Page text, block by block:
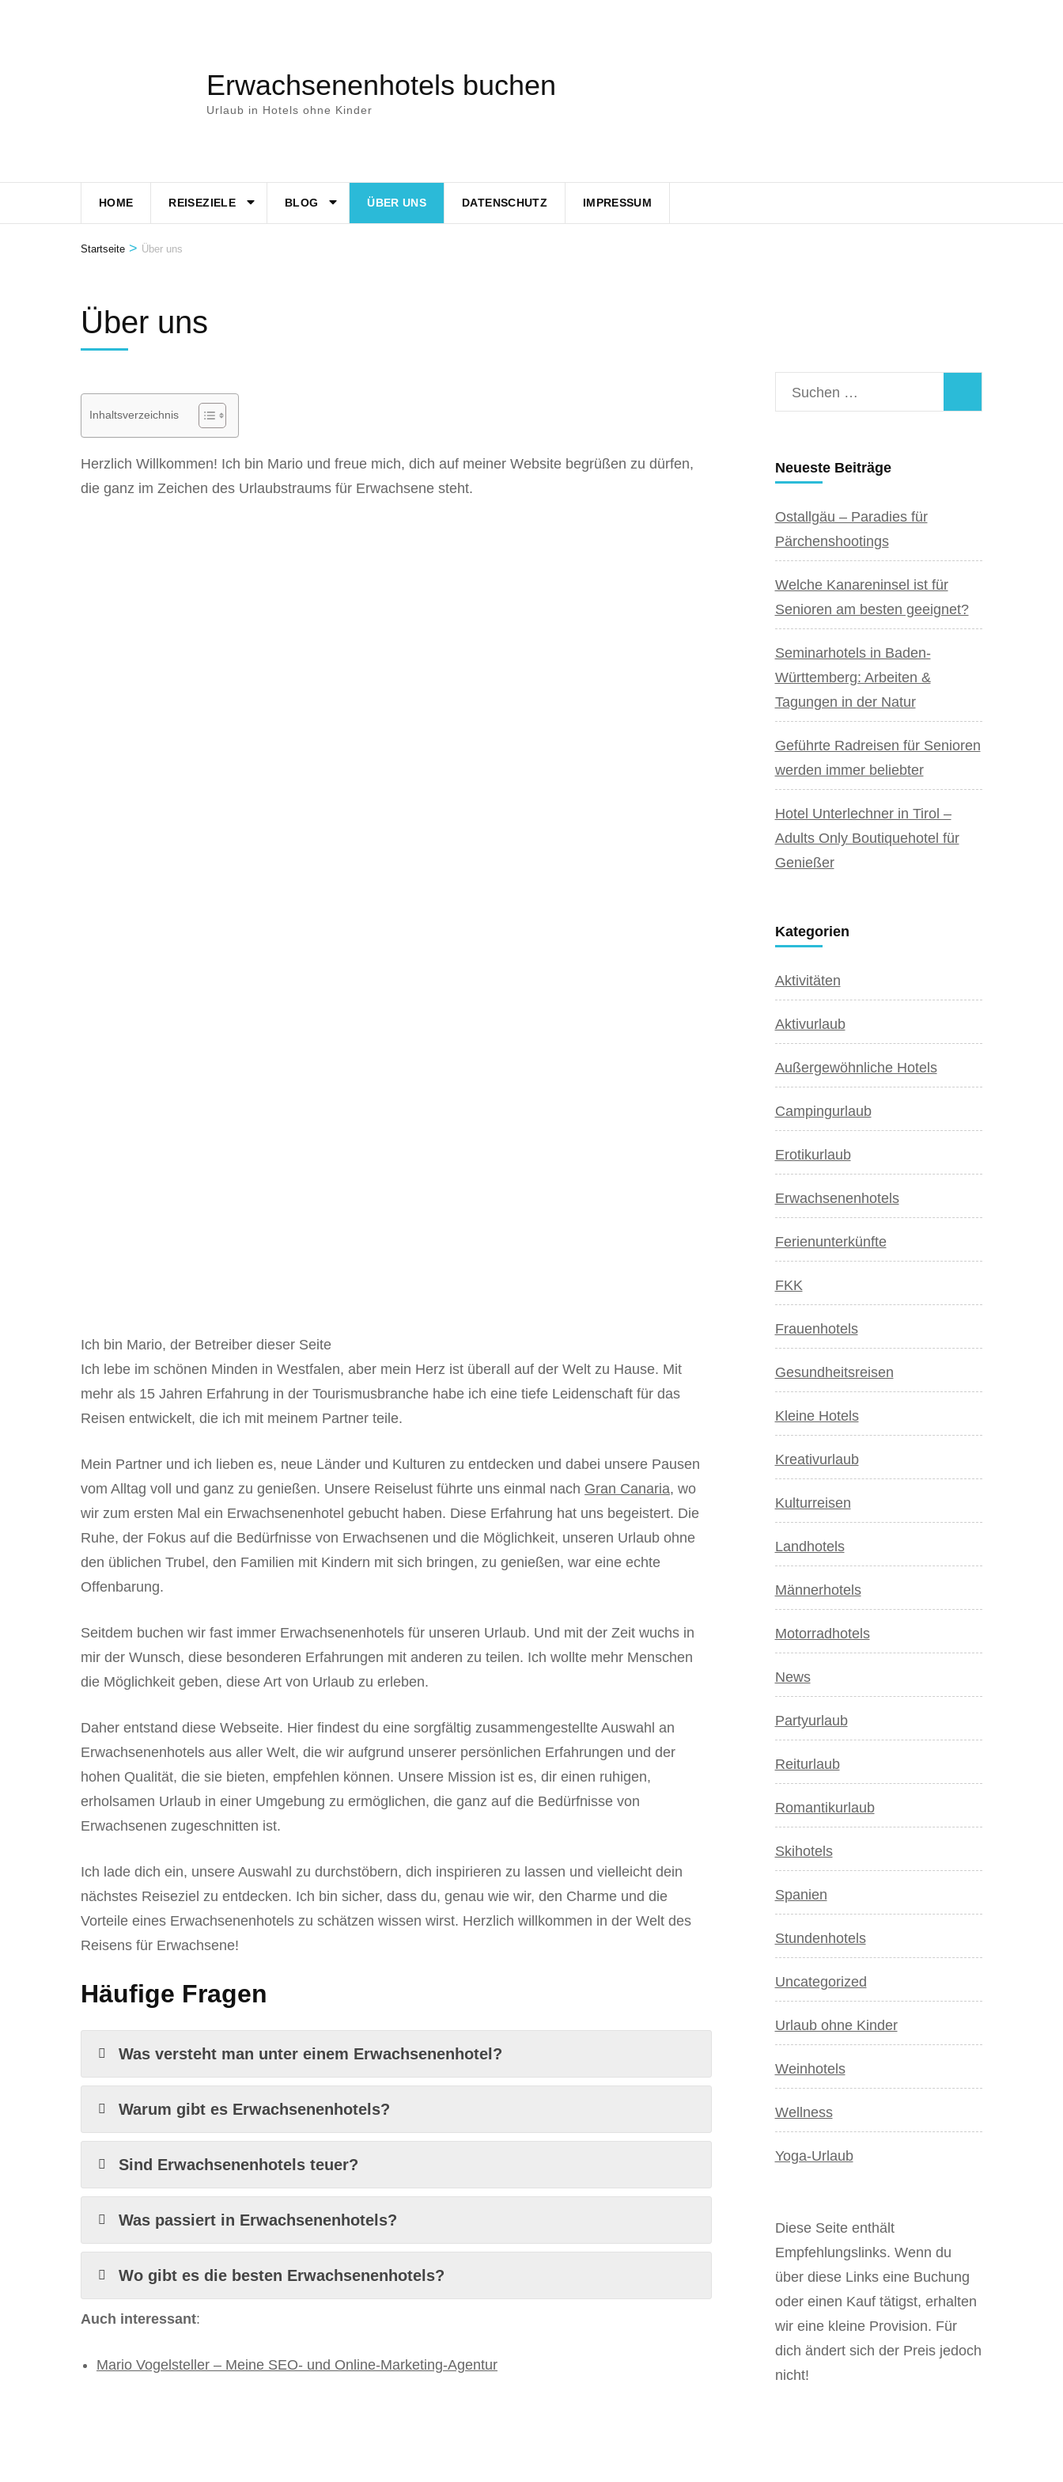
Erwachsenenhotels buchen
Urlaub in Hotels ohne Kinder
HOME REISEZIELE BLOG ÜBER UNS DATENSCHUTZ IMPRESSUM
Startseite > Über uns
Über uns
Inhaltsverzeichnis
Herzlich Willkommen! Ich bin Mario und freue mich, dich auf meiner Website begrüßen zu dürfen,
die ganz im Zeichen des Urlaubstraums für Erwachsene steht.
Ich bin Mario, der Betreiber dieser Seite
Ich lebe im schönen Minden in Westfalen, aber mein Herz ist überall auf der Welt zu Hause. Mit
mehr als 15 Jahren Erfahrung in der Tourismusbranche habe ich eine tiefe Leidenschaft für das
Reisen entwickelt, die ich mit meinem Partner teile.
Mein Partner und ich lieben es, neue Länder und Kulturen zu entdecken und dabei unsere Pausen
vom Alltag voll und ganz zu genießen. Unsere Reiselust führte uns einmal nach Gran Canaria, wo
wir zum ersten Mal ein Erwachsenenhotel gebucht haben. Diese Erfahrung hat uns begeistert. Die
Ruhe, der Fokus auf die Bedürfnisse von Erwachsenen und die Möglichkeit, unseren Urlaub ohne
den üblichen Trubel, den Familien mit Kindern mit sich bringen, zu genießen, war eine echte
Offenbarung.
Seitdem buchen wir fast immer Erwachsenenhotels für unseren Urlaub. Und mit der Zeit wuchs in
mir der Wunsch, diese besonderen Erfahrungen mit anderen zu teilen. Ich wollte mehr Menschen
die Möglichkeit geben, diese Art von Urlaub zu erleben.
Daher entstand diese Webseite. Hier findest du eine sorgfältig zusammengestellte Auswahl an
Erwachsenenhotels aus aller Welt, die wir aufgrund unserer persönlichen Erfahrungen und der
hohen Qualität, die sie bieten, empfehlen können. Unsere Mission ist es, dir einen ruhigen,
erholsamen Urlaub in einer Umgebung zu ermöglichen, die ganz auf die Bedürfnisse von
Erwachsenen zugeschnitten ist.
Ich lade dich ein, unsere Auswahl zu durchstöbern, dich inspirieren zu lassen und vielleicht dein
nächstes Reiseziel zu entdecken. Ich bin sicher, dass du, genau wie wir, den Charme und die
Vorteile eines Erwachsenenhotels zu schätzen wissen wirst. Herzlich willkommen in der Welt des
Reisens für Erwachsene!
Häufige Fragen
Was versteht man unter einem Erwachsenenhotel?
Warum gibt es Erwachsenenhotels?
Sind Erwachsenenhotels teuer?
Was passiert in Erwachsenenhotels?
Wo gibt es die besten Erwachsenenhotels?
Auch interessant:
Mario Vogelsteller – Meine SEO- und Online-Marketing-Agentur
Suchen
nach:
Neueste Beiträge
Ostallgäu – Paradies für
Pärchenshootings
Welche Kanareninsel ist für
Senioren am besten geeignet?
Seminarhotels in Baden-
Württemberg: Arbeiten &
Tagungen in der Natur
Geführte Radreisen für Senioren
werden immer beliebter
Hotel Unterlechner in Tirol –
Adults Only Boutiquehotel für
Genießer
Kategorien
Aktivitäten
Aktivurlaub
Außergewöhnliche Hotels
Campingurlaub
Erotikurlaub
Erwachsenenhotels
Ferienunterkünfte
FKK
Frauenhotels
Gesundheitsreisen
Kleine Hotels
Kreativurlaub
Kulturreisen
Landhotels
Männerhotels
Motorradhotels
News
Partyurlaub
Reiturlaub
Romantikurlaub
Skihotels
Spanien
Stundenhotels
Uncategorized
Urlaub ohne Kinder
Weinhotels
Wellness
Yoga-Urlaub
Diese Seite enthält
Empfehlungslinks. Wenn du
über diese Links eine Buchung
oder einen Kauf tätigst, erhalten
wir eine kleine Provision. Für
dich ändert sich der Preis jedoch
nicht!